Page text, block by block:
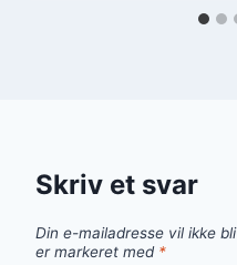
Skriv et svar
Din e-mailadresse vil ikke
er markeret med *